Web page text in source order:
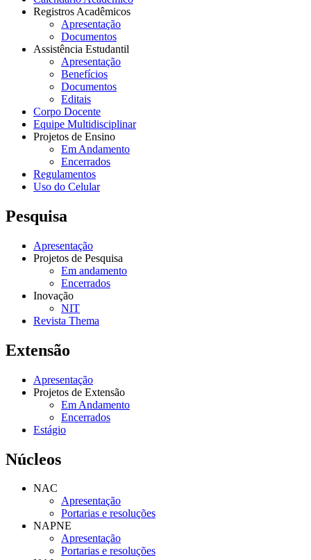
Registros Acadêmicos
Apresentação
Documentos
Assistência Estudantil
Apresentação
Benefícios
Documentos
Editais
Corpo Docente
Equipe Multidisciplinar
Projetos de Ensino
Em Andamento
Encerrados
Regulamentos
Uso do Celular
Pesquisa
Apresentação
Projetos de Pesquisa
Em andamento
Encerrados
Inovação
NIT
Revista Thema
Extensão
Apresentação
Projetos de Extensão
Em Andamento
Encerrados
Estágio
Núcleos
NAC
Apresentação
Portarias e resoluções
NAPNE
Apresentação
Portarias e resoluções